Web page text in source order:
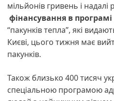
мільйонів гривень і
фінансування в
“пакунків тепла”, які
Києві, цього тижня має
пакунків.
Також близько 400 тисяч
спеціальною програмою